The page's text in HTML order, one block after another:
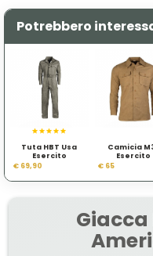
Potrebbero
Tuta HBT Usa
Esercito
Americano
€ 69,90
Camicia
Esercito
Americano
€ 65
Giacca